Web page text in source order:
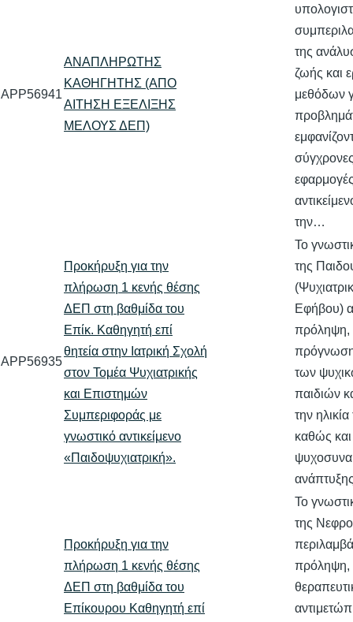
APP56941
ΑΝΑΠΛΗΡΩΤΗΣ
ΚΑΘΗΓΗΤΗΣ (ΑΠΟ
ΑΙΤΗΣΗ ΕΞΕΛΙΞΗΣ
ΜΕΛΟΥΣ ΔΕΠ)
της
ζωής και
μεθόδων
την…
APP56935
Προκήρυξη για την
πλήρωση 1 κενής θέσης
ΔΕΠ στη βαθμίδα του
Επίκ. Καθηγητή επί
θητεία στην Ιατρική Σχολή
στον Τομέα Ψυχιατρικής
και Επιστημών
Συμπεριφοράς με
γνωστικό αντικείμενο
«Παιδοψυχιατρική».
Το
της
Εφήβου)
πρόληψη,
πρόγνωση
των
παιδιών
την
καθώς και
Προκήρυξη για την
πλήρωση 1 κενής θέσης
ΔΕΠ στη βαθμίδα του
Επίκουρου Καθηγητή επί
Το
της
πρόληψη,